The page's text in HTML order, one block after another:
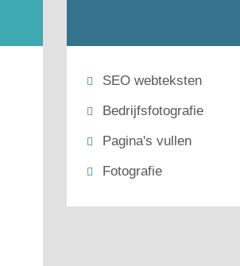
SEO webteksten
Bedrijfsfotografie
Pagina's vullen
Fotografie